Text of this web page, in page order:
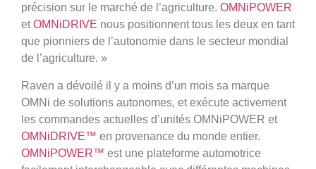
précision sur le marché de l’agriculture. OMNiPOWER
etOMNiDRIVE nous positionnent tous les deux en tant
que pionniers de l’autonomie dans le secteur mondial
de l’agriculture. »
Raven a dévoilé il y a moins d’un mois sa marque
OMNi de solutions autonomes, et exécute activement
les commandes actuelles d’unités OMNiPOWER et
OMNiDRIVE™ en provenance du monde entier.
OMNiPOWER™ est une plateforme automotrice